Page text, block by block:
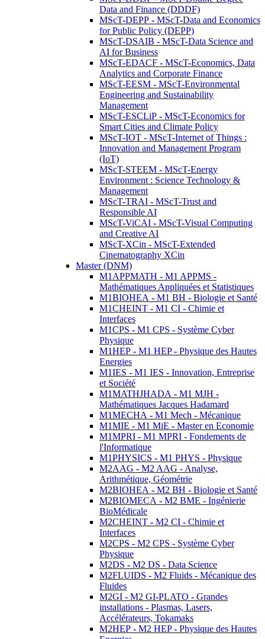
Data and Finance (DDDF)
MScT-DEPP - MScT-Data and Economics
for Public Policy (DEPP)
MScT-DSAIB - MScT-Data Science and
AI for Business
MScT-EDACF - MScT-Economics, Data
Analytics and Corporate Finance
MScT-EESM - MScT-Environmental
Engineering and Sustainability
Management
MScT-ESCLiP - MScT-Economics for
Smart Cities and Climate Policy
MScT-IOT - MScT-Internet of Things :
Innovation and Management Program
(IoT)
MScT-STEEM - MScT-Energy
Environment : Science Technology &
Management
MScT-TRAI - MScT-Trust and
Responsible AI
MScT-ViCAI - MScT-Visual Computing
and Creative AI
MScT-XCin - MScT-Extended
Cinematography XCin
Master (DNM)
M1APPMATH - M1 APPMS -
Mathématiques Appliquées et Statistiques
M1BIOHEA - M1 BH - Biologie et Santé
M1CHEINT - M1 CI - Chimie et
Interfaces
M1CPS - M1 CPS - Système Cyber
Physique
M1HEP - M1 HEP - Physique des Hautes
Energies
M1IES - M1 IES - Innovation, Entreprise
et Société
M1MATHJHADA - M1 MJH -
Mathématiques Jacques Hadamard
M1MECHA - M1 Mech - Mécanique
M1MIE - M1 MiE - Master en Economie
M1MPRI - M1 MPRI - Fondements de
l'Informatique
M1PHYSICS - M1 PHYS - Physique
M2AAG - M2 AAG - Analyse,
Arithmétique, Géométrie
M2BIOHEA - M2 BH - Biologie et Santé
M2BIOMECA - M2 BME - Ingénierie
BioMédicale
M2CHEINT - M2 CI - Chimie et
Interfaces
M2CPS - M2 CPS - Système Cyber
Physique
M2DS - M2 DS - Data Science
M2FLUIDS - M2 Fluids - Mécanique des
Fluides
M2GI - M2 GI-PLATO - Grandes
installations - Plasmas, Lasers,
Accélérateurs, Tokamaks
M2HEP - M2 HEP - Physique des Hautes